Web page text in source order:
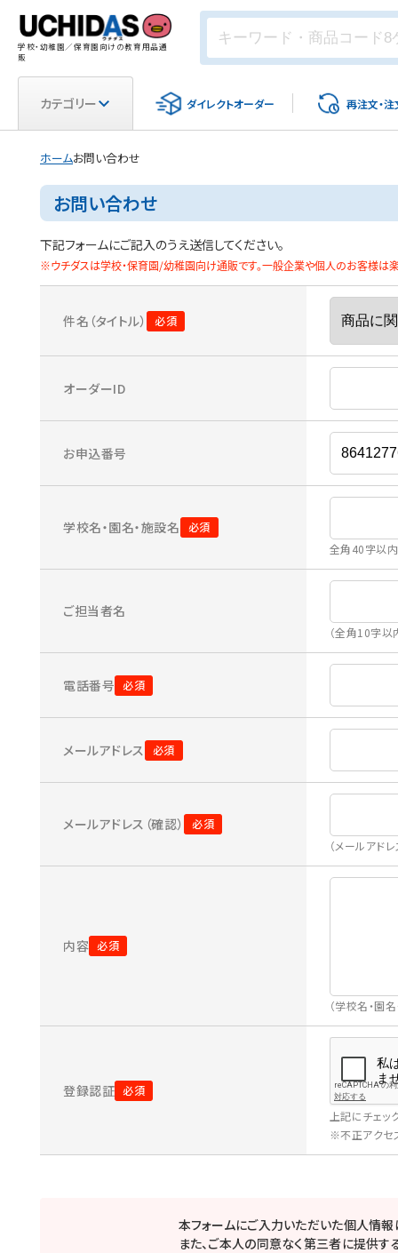
学校・幼稚園／保育園向けの教育用品通
販
カテゴリー ダイレクトオーダー 再注文・注
ホームお問い合わせ
お問い合わせ
下記フォームにご記入のうえ送信してください。
※ウチダスは学校・保育園/幼稚園向け通販です。一般企業や個人のお客様は
件名（タイトル）
オーダーID
お申込番号
学校名・園名・施設名
全角40字以内
ご担当者名
（全角10字以
電話番号
メールアドレス
メールアドレス（確認）
（メールアド
内容
（学校名・園
登録認証
上記にチェッ
※不正アクセ
本フォームにご入力いただいた個人情
また、ご本人の同意なく第三者に提供す